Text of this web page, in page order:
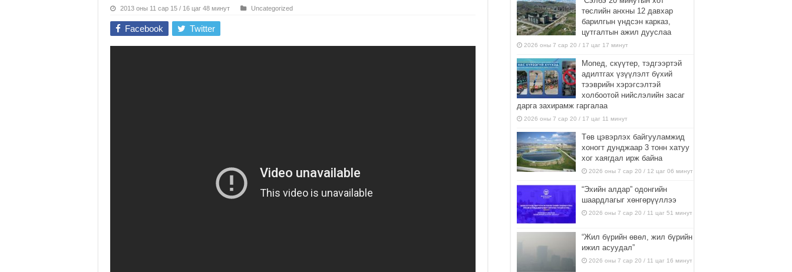
2013 оны 11 сар 15 / 16 цаг 48 минут Uncategorized
Facebook Twitter
төслийн анхны 12 давхар
барилгын үндсэн карказ,
цутгалтын ажил дууслаа
2026 оны 7 сар 20 / 17 цаг 17 минут
Мопед, скүүтер, тэдгээртэй
адилтгах үзүүлэлт бүхий
тээврийн хэрэгсэлтэй
холбоотой нийслэлийн засаг
дарга захирамж гаргалаа
2026 оны 7 сар 20 / 17 цаг 11 минут
Төв цэвэрлэх байгууламжид
хоногт дунджаар 3 тонн хатуу
хог хаягдал ирж байна
2026 оны 7 сар 20 / 12 цаг 06 минут
“Эхийн алдар” одонгийн
шаардлагыг хөнгөрүүллээ
2026 оны 7 сар 20 / 11 цаг 51 минут
“Жил бүрийн өвөл, жил бүрийн
ижил асуудал”
2026 оны 7 сар 20 / 11 цаг 16 минут